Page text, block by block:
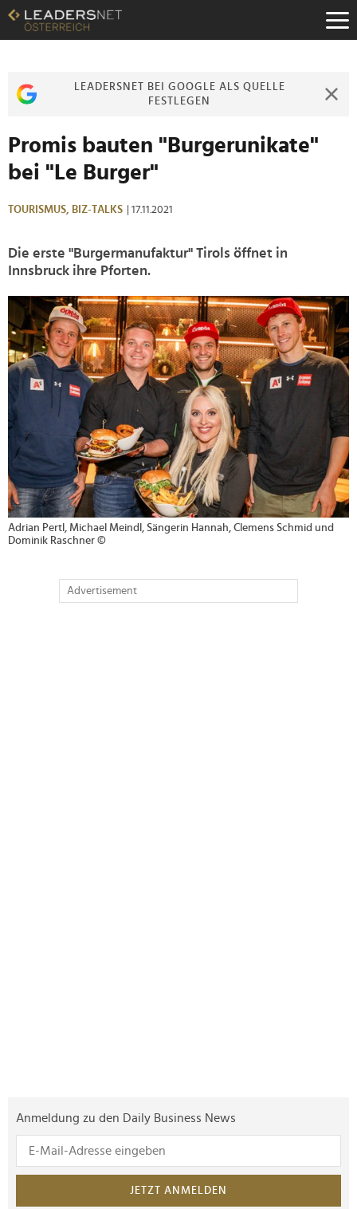
Zum
Inhalt
Zur
Zur
LEADERSNET BEI GOOGLE ALS QUELLE
FESTLEGEN
Promis bauten "Burgerunikate"
bei "Le Burger"
TOURISMUS, BIZ-TALKS | 17.11.2021
Die erste "Burgermanufaktur" Tirols öffnet in
Innsbruck ihre Pforten.
>
Adrian Pertl, Michael Meindl, Sängerin Hannah, Clemens Schmid und
Dominik Raschner ©
Advertisement
Anmeldung zu den Daily Business News
JETZT ANMELDEN